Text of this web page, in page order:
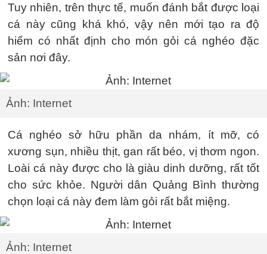
Tuy nhiên, trên thực tế, muốn đánh bắt được loại
cá này cũng khá khó, vậy nên mới tạo ra độ
hiếm có nhất định cho món gỏi cá nghéo đặc
sản nơi đây.
Ảnh: Internet
Cá nghéo sở hữu phần da nhám, ít mỡ, có
xương sụn, nhiều thịt, gan rất béo, vị thơm ngon.
Loài cá này được cho là giàu dinh dưỡng, rất tốt
cho sức khỏe. Người dân Quảng Bình thường
chọn loại cá này đem làm gỏi rất bắt miệng.
Ảnh: Internet